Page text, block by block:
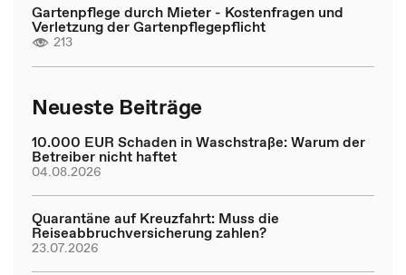
Gartenpflege durch Mieter - Kostenfragen und
Verletzung der Gartenpflegepflicht
213
Neueste Beiträge
10.000 EUR Schaden in Waschstraße: Warum der
Betreiber nicht haftet
04.08.2026
Quarantäne auf Kreuzfahrt: Muss die
Reiseabbruchversicherung zahlen?
23.07.2026